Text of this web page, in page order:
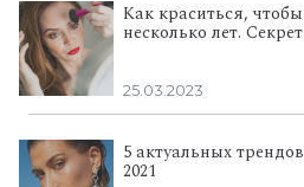
Как краситься,
несколько лет.
25.03.2023
5 актуальных
2021